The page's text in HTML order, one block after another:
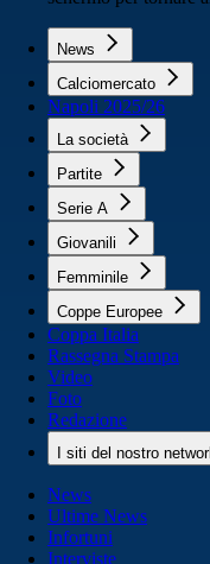
News
Calciomercato
Napoli 2025/26
La società
Partite
Serie A
Giovanili
Femminile
Coppe Europee
Coppa Italia
Rassegna Stampa
Video
Foto
Redazione
I siti del nostro
News
Ultime News
Infortuni
Interviste